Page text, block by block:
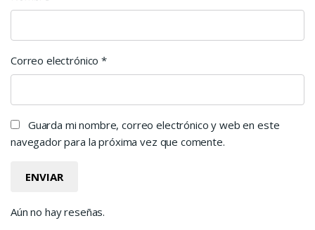
Correo electrónico*
Guarda mi nombre, correo electrónico y web en este
navegador para la próxima vez que comente.
Aún no hay reseñas.